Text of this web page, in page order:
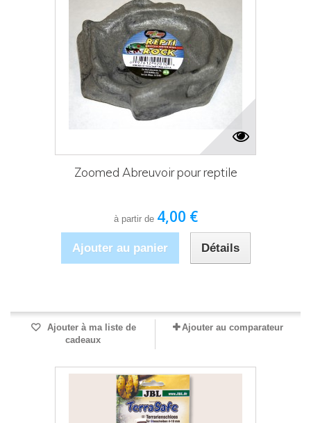
Zoomed Abreuvoir pour reptile
à partir de 4,00 €
Ajouter au panier Détails
Ajouter à ma liste de
cadeaux
Ajouter au comparateur